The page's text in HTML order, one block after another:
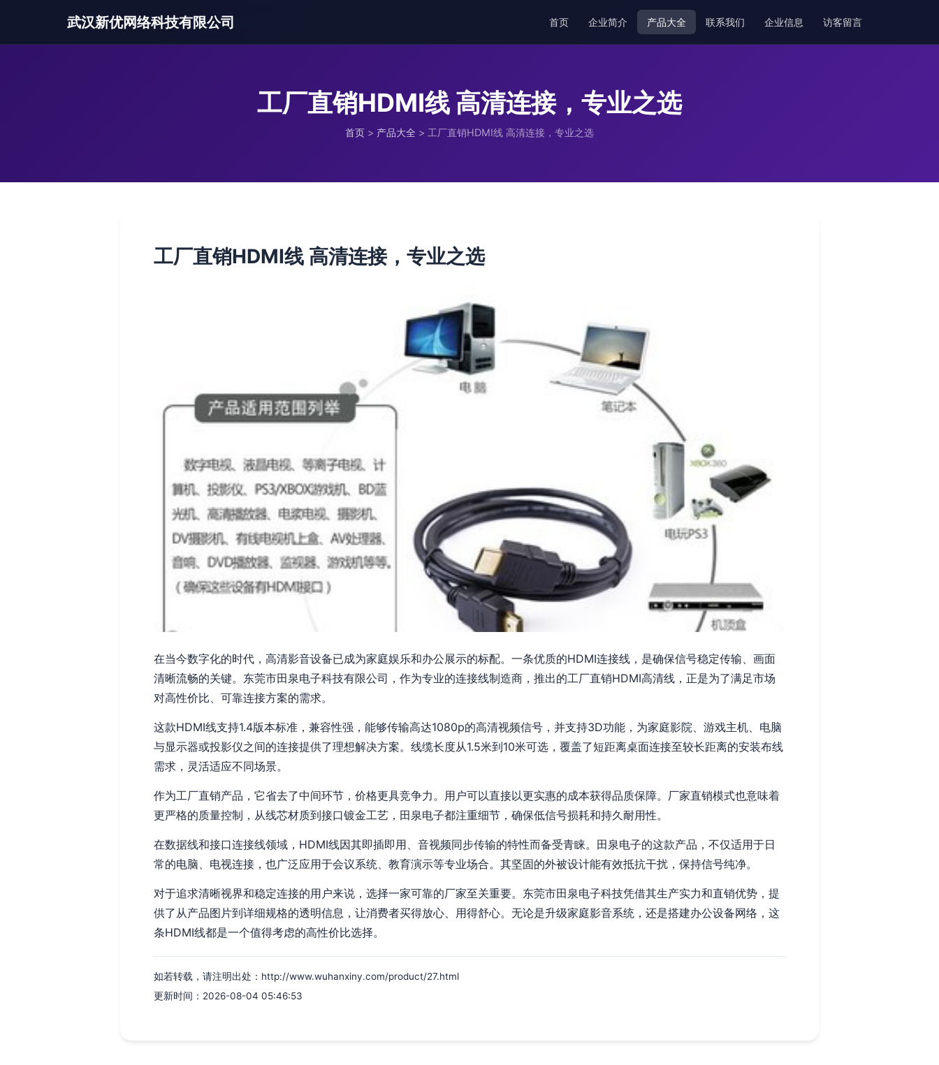
武汉新优网络科技有限公司 首页 企业简介 产品大全 联系我们 企业信息 访客留言
工厂直销HDMI线 高清连接，专业之选
首页 > 产品大全 > 工厂直销HDMI线 高清连接，专业之选
工厂直销HDMI线 高清连接，专业之选
在当今数字化的时代，高清影音设备已成为家庭娱乐和办公展示的标配。一条优质的HDMI连接线，是确保信号稳定传输、画面
清晰流畅的关键。东莞市田泉电子科技有限公司，作为专业的连接线制造商，推出的工厂直销HDMI高清线，正是为了满足市场
对高性价比、可靠连接方案的需求。
这款HDMI线支持1.4版本标准，兼容性强，能够传输高达1080p的高清视频信号，并支持3D功能，为家庭影院、游戏主机、电脑
与显示器或投影仪之间的连接提供了理想解决方案。线缆长度从1.5米到10米可选，覆盖了短距离桌面连接至较长距离的安装布线
需求，灵活适应不同场景。
作为工厂直销产品，它省去了中间环节，价格更具竞争力。用户可以直接以更实惠的成本获得品质保障。厂家直销模式也意味着
更严格的质量控制，从线芯材质到接口镀金工艺，田泉电子都注重细节，确保低信号损耗和持久耐用性。
在数据线和接口连接线领域，HDMI线因其即插即用、音视频同步传输的特性而备受青睐。田泉电子的这款产品，不仅适用于日
常的电脑、电视连接，也广泛应用于会议系统、教育演示等专业场合。其坚固的外被设计能有效抵抗干扰，保持信号纯净。
对于追求清晰视界和稳定连接的用户来说，选择一家可靠的厂家至关重要。东莞市田泉电子科技凭借其生产实力和直销优势，提
供了从产品图片到详细规格的透明信息，让消费者买得放心、用得舒心。无论是升级家庭影音系统，还是搭建办公设备网络，这
条HDMI线都是一个值得考虑的高性价比选择。
如若转载，请注明出处：http://www.wuhanxiny.com/product/27.html
更新时间：2026-08-04 05:46:53